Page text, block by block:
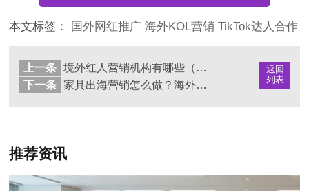
本文标签： 国外网红推广海外KOL营销TikTok达人合作
返回
列表
上一条
境外红人营销机构有哪些（海外KOL推广公司推荐）
下一条
家具出海营销怎么做？海外网红推广策略与成功案例解析
推荐资讯